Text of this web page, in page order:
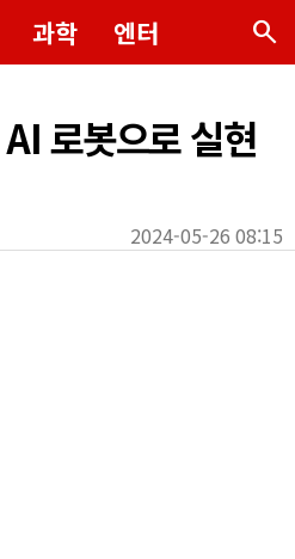
과학 엔터 search
로봇으로 실현
2024-05-26 08:15